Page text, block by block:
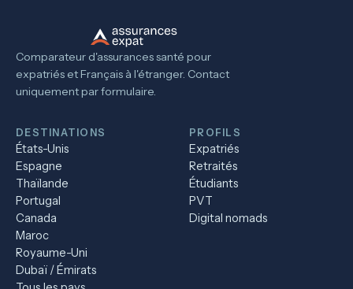
Comparateur d'assurances santé pour
expatriés et Français à l'étranger. Contact
uniquement par formulaire.
DESTINATIONS
États-Unis
Espagne
Thaïlande
Portugal
Canada
Maroc
Royaume-Uni
Dubaï / Émirats
PROFILS
Expatriés
Retraités
Étudiants
PVT
Digital nomads